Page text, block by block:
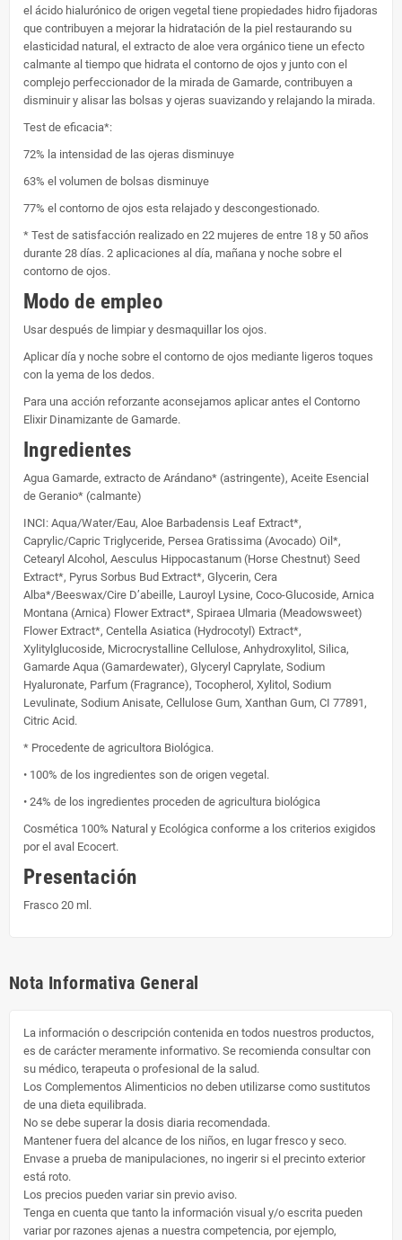
el ácido hialurónico de origen vegetal tiene propiedades hidro fijadoras
que contribuyen a mejorar la hidratación de la piel restaurando su
elasticidad natural, el extracto de aloe vera orgánico tiene un efecto
calmante al tiempo que hidrata el contorno de ojos y junto con el
complejo perfeccionador de la mirada de Gamarde, contribuyen a
disminuir y alisar las bolsas y ojeras suavizando y relajando la mirada.
Test de eficacia*:
72% la intensidad de las ojeras disminuye
63% el volumen de bolsas disminuye
77% el contorno de ojos esta relajado y descongestionado.
* Test de satisfacción realizado en 22 mujeres de entre 18 y 50 años
durante 28 días. 2 aplicaciones al día, mañana y noche sobre el
contorno de ojos.
Modo de empleo
Usar después de limpiar y desmaquillar los ojos.
Aplicar día y noche sobre el contorno de ojos mediante ligeros toques
con la yema de los dedos.
Para una acción reforzante aconsejamos aplicar antes el Contorno
Elixir Dinamizante de Gamarde.
Ingredientes
Agua Gamarde, extracto de Arándano* (astringente), Aceite Esencial
de Geranio* (calmante)
INCI: Aqua/Water/Eau, Aloe Barbadensis Leaf Extract*,
Caprylic/Capric Triglyceride, Persea Gratissima (Avocado) Oil*,
Cetearyl Alcohol, Aesculus Hippocastanum (Horse Chestnut) Seed
Extract*, Pyrus Sorbus Bud Extract*, Glycerin, Cera
Alba*/Beeswax/Cire D’abeille, Lauroyl Lysine, Coco-Glucoside, Arnica
Montana (Arnica) Flower Extract*, Spiraea Ulmaria (Meadowsweet)
Flower Extract*, Centella Asiatica (Hydrocotyl) Extract*,
Xylitylglucoside, Microcrystalline Cellulose, Anhydroxylitol, Silica,
Gamarde Aqua (Gamardewater), Glyceryl Caprylate, Sodium
Hyaluronate, Parfum (Fragrance), Tocopherol, Xylitol, Sodium
Levulinate, Sodium Anisate, Cellulose Gum, Xanthan Gum, CI 77891,
Citric Acid.
* Procedente de agricultora Biológica.
• 100% de los ingredientes son de origen vegetal.
• 24% de los ingredientes proceden de agricultura biológica
Cosmética 100% Natural y Ecológica conforme a los criterios exigidos
por el aval Ecocert.
Presentación
Frasco 20 ml.
Nota Informativa General
La información o descripción contenida en todos nuestros productos,
es de carácter meramente informativo. Se recomienda consultar con
su médico, terapeuta o profesional de la salud.
Los Complementos Alimenticios no deben utilizarse como sustitutos
de una dieta equilibrada.
No se debe superar la dosis diaria recomendada.
Mantener fuera del alcance de los niños, en lugar fresco y seco.
Envase a prueba de manipulaciones, no ingerir si el precinto exterior
está roto.
Los precios pueden variar sin previo aviso.
Tenga en cuenta que tanto la información visual y/o escrita pueden
variar por razones ajenas a nuestra competencia, por ejemplo,